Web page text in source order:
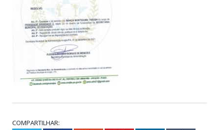
COMPARTILHAR: